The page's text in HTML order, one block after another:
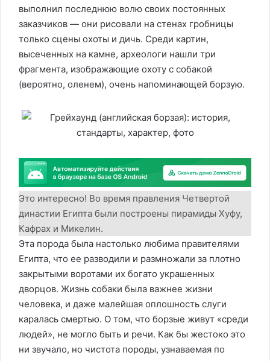
выполнил последнюю волю своих постоянных
заказчиков — они рисовали на стенах гробницы
только сцены охоты и дичь. Среди картин,
высеченных на камне, археологи нашли три
фрагмента, изображающие охоту с собакой
(вероятно, оленем), очень напоминающей борзую.
Это интересно! Во время правления Четвертой
династии Египта были построены пирамиды Хуфу,
Кафрах и Микелин.
Эта порода была настолько любима правителями
Египта, что ее разводили и размножали за плотно
закрытыми воротами их богато украшенных
дворцов. Жизнь собаки была важнее жизни
человека, и даже малейшая оплошность слуги
каралась смертью. О том, что борзые живут «среди
людей», не могло быть и речи. Как бы жестоко это
ни звучало, но чистота породы, узнаваемая по